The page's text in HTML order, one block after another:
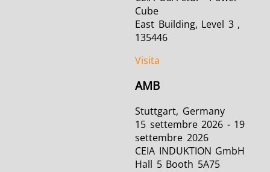
Cube
East Building, Level 3 ,
135446
Visita
AMB
Stuttgart, Germany
15 settembre 2026 - 19
settembre 2026
CEIA INDUKTION GmbH
Hall 5 Booth 5A75